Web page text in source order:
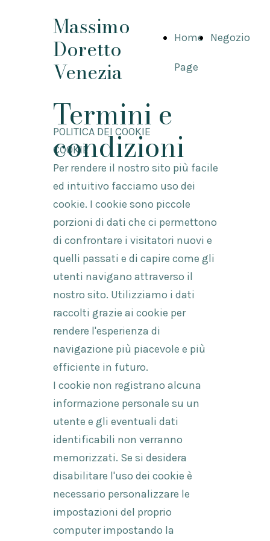
Massimo
Doretto
Venezia
Home
Page
Negozio
Termini e
condizioni
POLITICA DEI COOKIE
COOKIE
Per rendere il nostro sito più facile
ed intuitivo facciamo uso dei
cookie. I cookie sono piccole
porzioni di dati che ci permettono
di confrontare i visitatori nuovi e
quelli passati e di capire come gli
utenti navigano attraverso il
nostro sito. Utilizziamo i dati
raccolti grazie ai cookie per
rendere l'esperienza di
navigazione più piacevole e più
efficiente in futuro.
I cookie non registrano alcuna
informazione personale su un
utente e gli eventuali dati
identificabili non verranno
memorizzati. Se si desidera
disabilitare l'uso dei cookie è
necessario personalizzare le
impostazioni del proprio
computer impostando la